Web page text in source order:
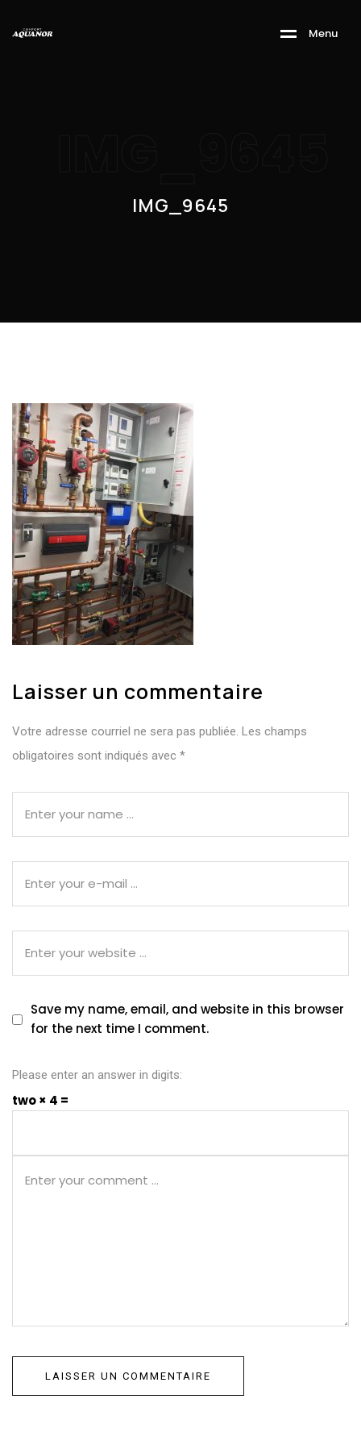
Menu
IMG_9645
Laisser un commentaire
Votre adresse courriel ne sera pas publiée. Les champs
obligatoires sont indiqués avec *
Save my name, email, and website in this browser
for the next time I comment.
Please enter an answer in digits:
two × 4 =